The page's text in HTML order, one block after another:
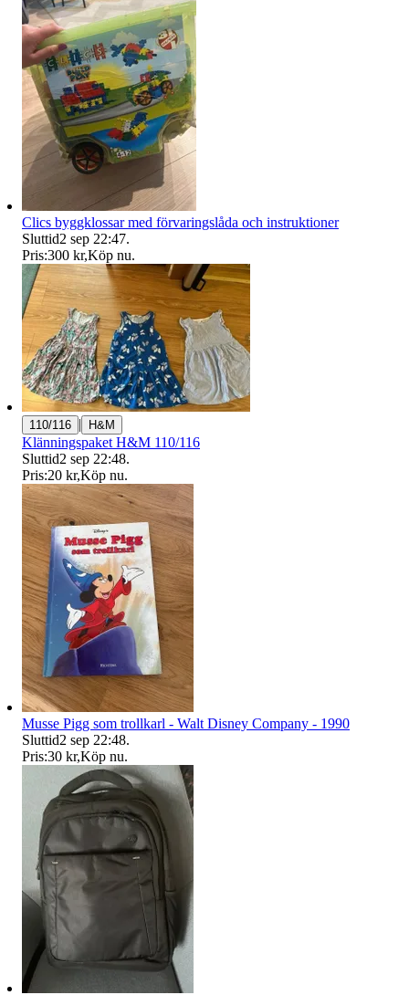
Clics byggklossar med förvaringslåda och instruktioner
Sluttid2 sep 22:47.
Pris:300 kr,Köp nu.
110/116 | H&M
Klänningspaket H&M 110/116
Sluttid2 sep 22:48.
Pris:20 kr,Köp nu.
Musse Pigg som trollkarl - Walt Disney Company - 1990
Sluttid2 sep 22:48.
Pris:30 kr,Köp nu.